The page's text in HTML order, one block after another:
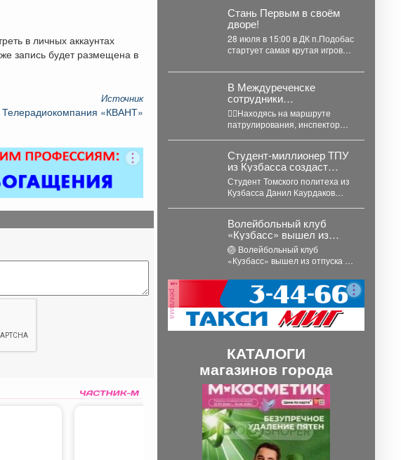
в личных аккаунтах
запись будет размещена в
Источник
Телерадиокомпания «КВАНТ»
Стань Первым в своём
дворе!
28 июля в 15:00 в ДК п.Подобас
стартует самая крутая игровая
В Междуреченске
сотрудники
Госавтоинспекции
привлекли к
ответственности
водителя-бесправника,
который пытался
скрыться на мотоцикле
👮‍♂Находясь на маршруте
патрулирования, инспекторы
Шахтеров кроссовый
мотоцикл....
Студент-миллионер ТПУ
из Кузбасса создаст
электросистему для
"настройки" протеза
Студент Томского политеха из
Кузбасса Данил Каурдаков
регулировать размер
культиприемной...
Волейбольный клуб
«Кузбасс» вышел из
отпуска и начал
готовиться к
предстоящему сезону.
🏐 Волейбольный клуб
«Кузбасс» вышел из отпуска и
предстоящему сезону.
Сначала было...
реклама
КАТАЛОГИ
магазинов города